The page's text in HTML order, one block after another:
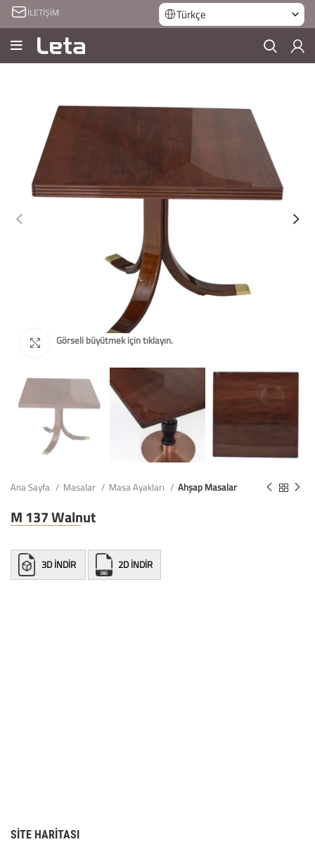
İLETİŞİM Türkçe
Ana Sayfa Masalar Masa Ayakları Ahşap Masalar
M 137 Walnut
3D İNDİR 2D İNDİR
SITE HARITASI